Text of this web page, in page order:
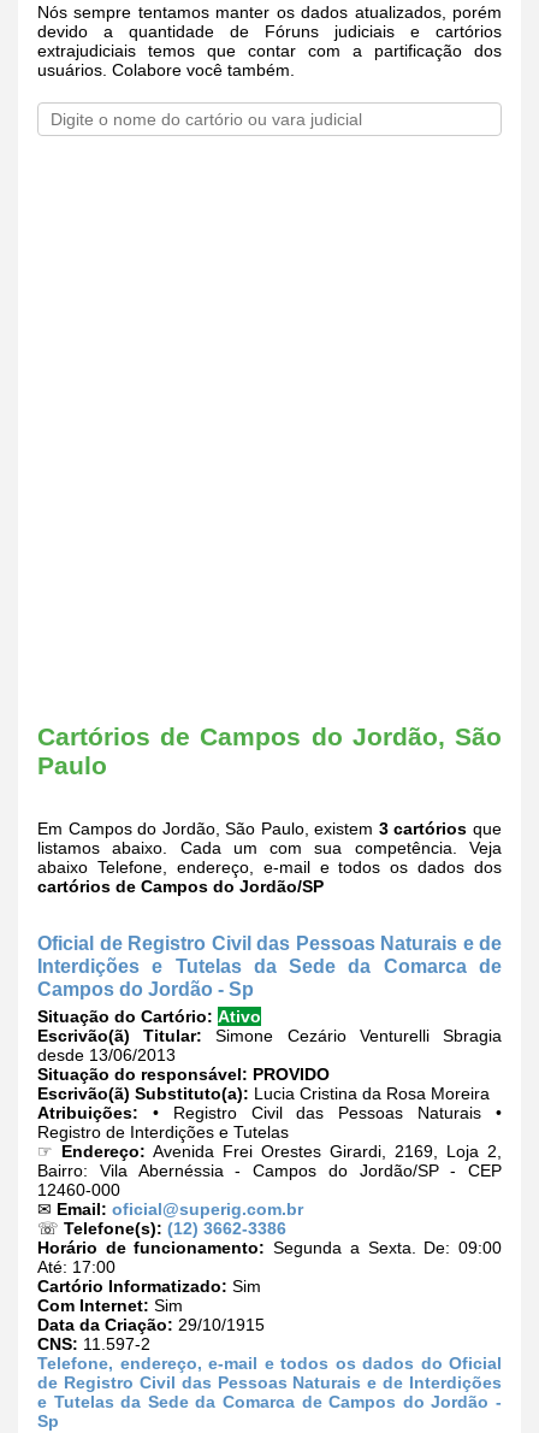
Nós sempre tentamos manter os dados atualizados, porém
devido a quantidade de Fóruns judiciais e cartórios
extrajudiciais temos que contar com a partificação dos
usuários. Colabore você também.
Cartórios de Campos do Jordão, São
Paulo
Em Campos do Jordão, São Paulo, existem 3 cartórios que
listamos abaixo. Cada um com sua competência. Veja
abaixo Telefone, endereço, e-mail e todos os dados dos
cartórios de Campos do Jordão/SP
Oficial de Registro Civil das Pessoas Naturais e de
Interdições e Tutelas da Sede da Comarca de
Campos do Jordão - Sp
Situação do Cartório: Ativo
Escrivão(ã) Titular: Simone Cezário Venturelli Sbragia
desde 13/06/2013
Situação do responsável: PROVIDO
Escrivão(ã) Substituto(a): Lucia Cristina da Rosa Moreira
Atribuições: • Registro Civil das Pessoas Naturais •
Registro de Interdições e Tutelas
☞ Endereço: Avenida Frei Orestes Girardi, 2169, Loja 2,
Bairro: Vila Abernéssia - Campos do Jordão/SP - CEP
12460-000
✉ Email: oficial@superig.com.br
☏ Telefone(s): (12) 3662-3386
Horário de funcionamento: Segunda a Sexta. De: 09:00
Até: 17:00
Cartório Informatizado: Sim
Com Internet: Sim
Data da Criação: 29/10/1915
CNS: 11.597-2
Telefone, endereço, e-mail e todos os dados do Oficial
de Registro Civil das Pessoas Naturais e de Interdições
e Tutelas da Sede da Comarca de Campos do Jordão -
Sp